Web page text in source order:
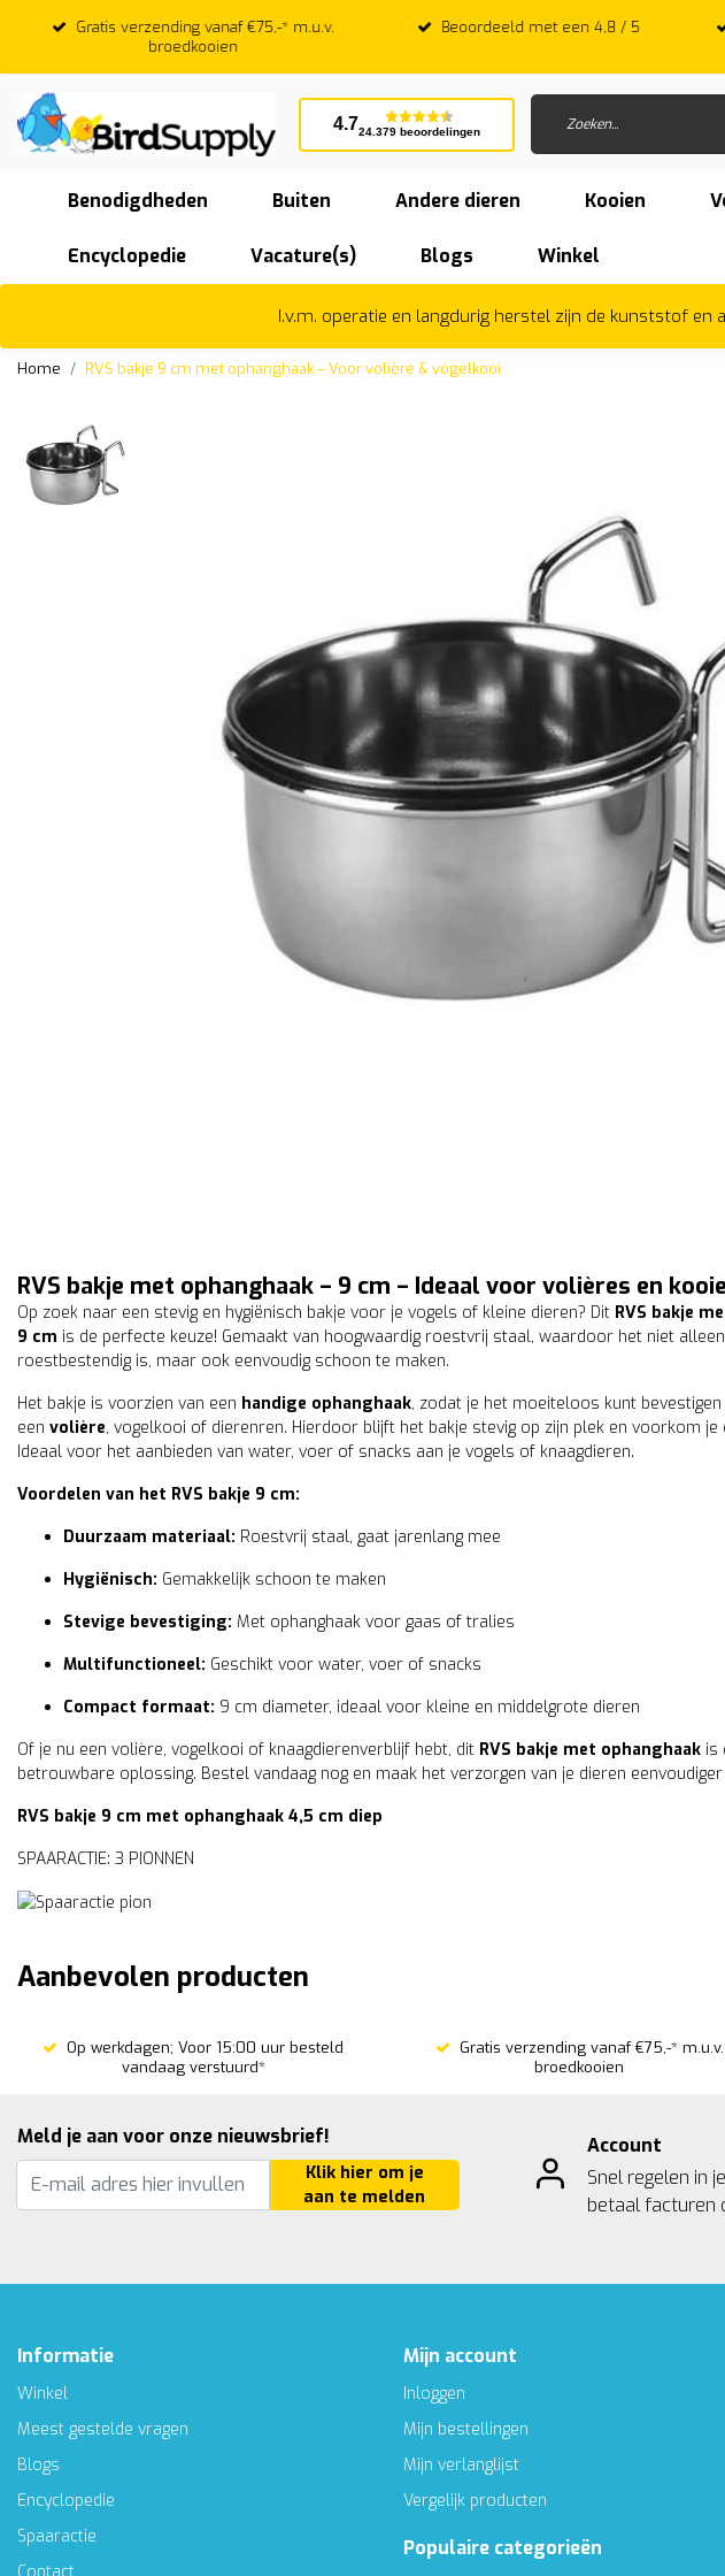
Gratis verzending vanaf €75,-* m.u.v.
broedkooien
Beoordeeld met een 4,8 / 5
4.724.379 beoordelingen
Benodigdheden Buiten Andere dieren Kooien
Encyclopedie Vacature(s) Blogs Winkel
I.v.m. operatie en langdurig herstel zijn de kunststof
Home RVS bakje 9 cm met ophanghaak – Voor volière & vogelkooi
RVS bakje met ophanghaak – 9 cm – Ideaal voor volières en
Op zoek naar een stevig en hygiënisch bakje voor je vogels of kleine dieren? Dit RVS bakje
9 cm is de perfecte keuze! Gemaakt van hoogwaardig roestvrij staal, waardoor het niet
roestbestendig is, maar ook eenvoudig schoon te maken.
Het bakje is voorzien van een handige ophanghaak, zodat je het moeiteloos kunt bevestigen
een volière, vogelkooi of dierenren. Hierdoor blijft het bakje stevig op zijn plek en voorkom je
Ideaal voor het aanbieden van water, voer of snacks aan je vogels of knaagdieren.
Voordelen van het RVS bakje 9 cm:
Duurzaam materiaal: Roestvrij staal, gaat jarenlang mee
Hygiënisch: Gemakkelijk schoon te maken
Stevige bevestiging: Met ophanghaak voor gaas of tralies
Multifunctioneel: Geschikt voor water, voer of snacks
Compact formaat: 9 cm diameter, ideaal voor kleine en middelgrote dieren
Of je nu een volière, vogelkooi of knaagdierenverblijf hebt, dit RVS bakje met ophanghaak is
betrouwbare oplossing. Bestel vandaag nog en maak het verzorgen van je dieren
RVS bakje 9 cm met ophanghaak 4,5 cm diep
SPAARACTIE: 3 PIONNEN
Aanbevolen producten
Op werkdagen; Voor 15:00 uur besteld
vandaag verstuurd*
Gratis verzending vanaf €75,-* m.u.v.
broedkooien
Meld je aan voor onze nieuwsbrief!
Klik hier om je
aan te melden
Account
Snel regelen in
betaal facturen
Informatie
Winkel
Meest gestelde vragen
Blogs
Encyclopedie
Spaaractie
Mijn account
Inloggen
Mijn bestellingen
Mijn verlanglijst
Vergelijk producten
Populaire categorieën